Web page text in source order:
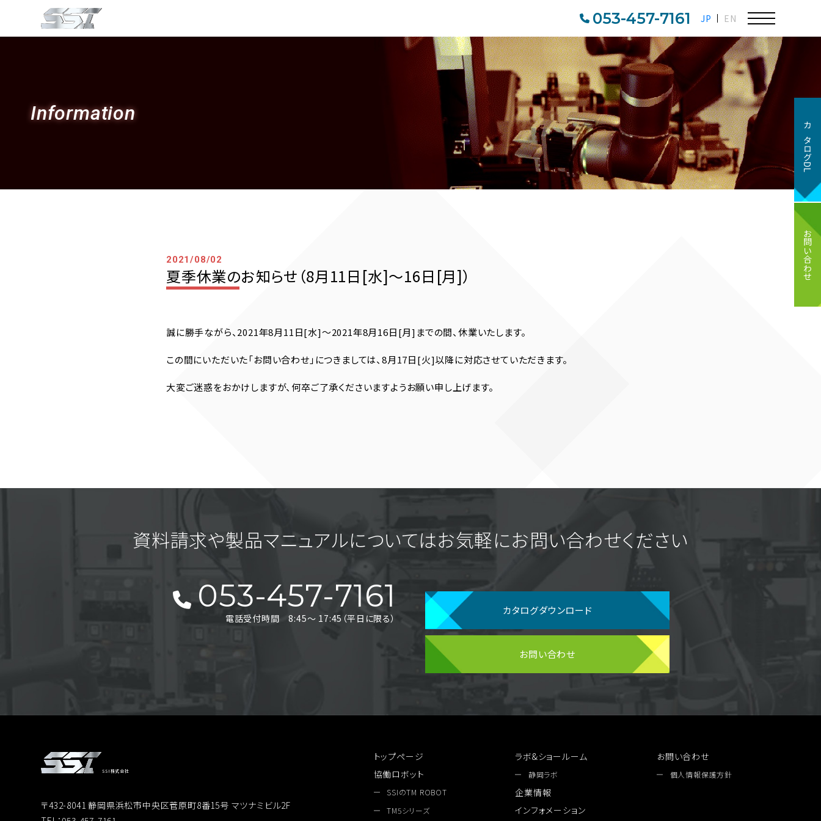
053-457-7161 JP EN
カタログDL
お問い合わせ
Information
2021/08/02
夏季休業のお知らせ（8月11日[水]〜16日[月]）
誠に勝手ながら、2021年8月11日[水]〜2021年8月16日[月]までの間、休業いたします。
この間にいただいた「お問い合わせ」につきましては、8月17日[火]以降に対応させていただきます。
大変ご迷惑をおかけしますが、何卒ご了承くださいますようお願い申し上げます。
資料請求や製品マニュアルについてはお気軽にお問い合わせください
053-457-7161
電話受付時間 8:45〜 17:45（平日に限る）
カタログダウンロード
お問い合わせ
SSI株式会社
〒432-8041 静岡県浜松市中央区菅原町8番15号 マツナミビル2F
トップページ
協働ロボット
SSIのTM ROBOT
TM5シリーズ
ラボ&ショールーム
静岡ラボ
企業情報
インフォメーション
お問い合わせ
個人情報保護方針